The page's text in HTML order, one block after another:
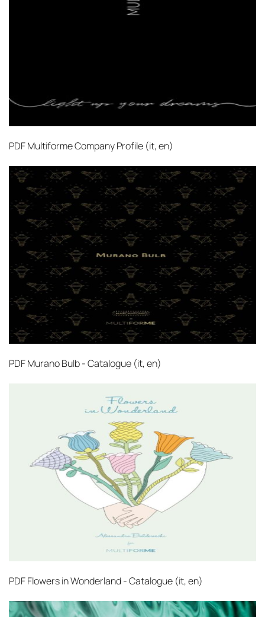
поставки застрахованы в соответствии с
PDFMultiforme Company Profile (it, en)‎
PDFMurano Bulb - Catalogue (it, en)‎
PDFFlowers in Wonderland - Catalogue (it, en)‎